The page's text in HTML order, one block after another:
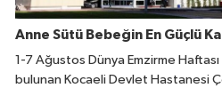
Anne Sütü Bebeğin En Güçlü
1-7 Ağustos Dünya Emzirme Haftası
bulunan Kocaeli Devlet Hastanesi